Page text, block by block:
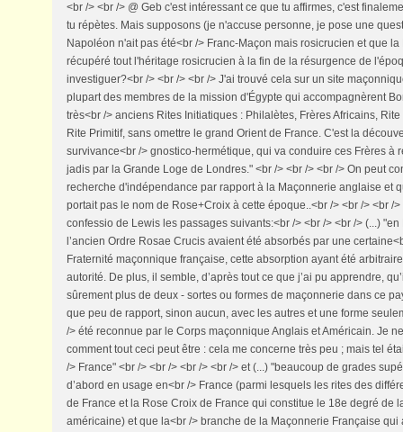
<br /> <br /> @ Geb c'est intéressant ce que tu affirmes, c'est
tu répètes. Mais supposons (je n'accuse personne, je pose une
Napoléon n'ait pas été<br /> Franc-Maçon mais rosicrucien et que
récupéré tout l'héritage rosicrucien à la fin de la résurgence de
investiguer?<br /> <br /> <br /> J'ai trouvé cela sur un site
plupart des membres de la mission d'Égypte qui accompagnèrent
très<br /> anciens Rites Initiatiques : Philalètes, Frères Africains,
Rite Primitif, sans omettre le grand Orient de France. C'est la
survivance<br /> gnostico-hermétique, qui va conduire ces Frères à
jadis par la Grande Loge de Londres." <br /> <br /> <br /> On peut
recherche d'indépendance par rapport à la Maçonnerie anglaise et
portait pas le nom de Rose+Croix à cette époque..<br /> <br /> <br /
confessio de Lewis les passages suivants:<br /> <br /> <br /> (...)
l’ancien Ordre Rosae Crucis avaient été absorbés par une
Fraternité maçonnique française, cette absorption ayant été
autorité. De plus, il semble, d’après tout ce que j’ai pu apprendre,
sûrement plus de deux - sortes ou formes de maçonnerie dans ce
que peu de rapport, sinon aucun, avec les autres et une forme
/> été reconnue par le Corps maçonnique Anglais et Américain. Je
comment tout ceci peut être : cela me concerne très peu ; mais tel
/> France" <br /> <br /> <br /> <br /> et (...) "beaucoup de grades
d’abord en usage en<br /> France (parmi lesquels les rites des
de France et la Rose Croix de France qui constitue le 18e degré de
américaine) et que la<br /> branche de la Maçonnerie Française qui